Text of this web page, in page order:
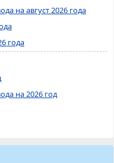
на август 2026 года
года
на 2026 год